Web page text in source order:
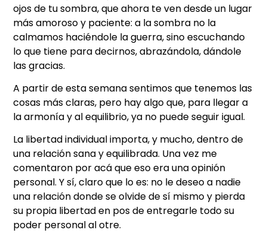
ojos de tu sombra, que ahora te ven desde un lugar
más amoroso y paciente: a la sombra no la
calmamos haciéndole la guerra, sino escuchando
lo que tiene para decirnos, abrazándola, dándole
las gracias.
A partir de esta semana sentimos que tenemos las
cosas más claras, pero hay algo que, para llegar a
la armonía y al equilibrio, ya no puede seguir igual.
La libertad individual importa, y mucho, dentro de
una relación sana y equilibrada. Una vez me
comentaron por acá que eso era una opinión
personal. Y sí, claro que lo es: no le deseo a nadie
una relación donde se olvide de sí mismo y pierda
su propia libertad en pos de entregarle todo su
poder personal al otre.